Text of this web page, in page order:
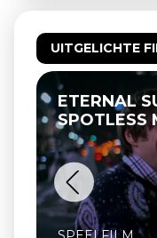
UITGELICHTE
ETERNAL
SPOTLESS